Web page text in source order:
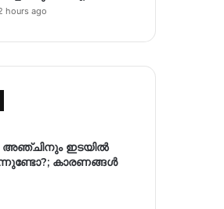
hours ago
അഞ്ചിനും ഇടയിൽ
കാരണങ്ങള്‍